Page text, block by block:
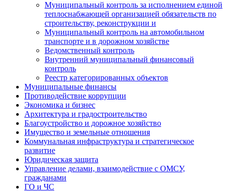
Муниципальный контроль за исполнением единой
теплоснабжающей организацией обязательств по
строительству, реконструкции и
Муниципальный контроль на автомобильном
транспорте и в дорожном хозяйстве
Ведомственный контроль
Внутренний муниципальный финансовый
контроль
Реестр категорированных объектов
Муниципальные финансы
Противодействие коррупции
Экономика и бизнес
Архитектура и градостроительство
Благоустройство и дорожное хозяйство
Имущество и земельные отношения
Коммунальная инфраструктура и стратегическое
развитие
Юридическая защита
Управление делами, взаимодействие с ОМСУ,
гражданами
ГО и ЧС